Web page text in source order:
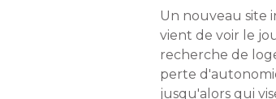
Un nouveau site
vient de voir le
recherche de
perte
jusqu'alors qui